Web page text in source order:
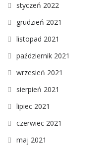
styczeń 2022
grudzień 2021
listopad 2021
październik 2021
wrzesień 2021
sierpień 2021
lipiec 2021
czerwiec 2021
maj 2021